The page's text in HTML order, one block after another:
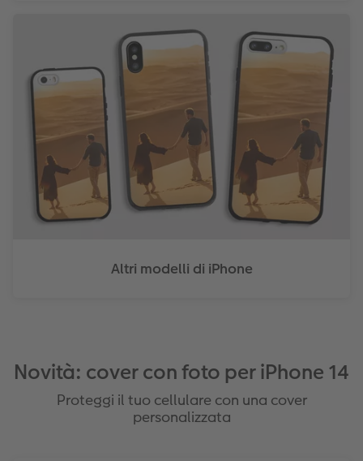
Altri modelli di iPhone
Novità: cover con foto per iPhone 14
Proteggi il tuo cellulare con una cover
personalizzata